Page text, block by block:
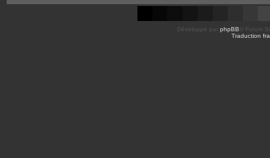
Développé par phpBB ® Forum
Traduction